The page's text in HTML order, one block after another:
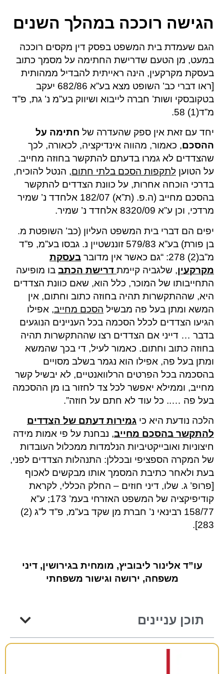
הגישה רוככה במהלך השנים
הגם שעמדת בית המשפט בפסק דין מקסים רוככה
במעט, מן הטעם שדרישת החתימה על מסמך כתוב
בעסקת מקרקעין, הינה ראייתית להבדיל ממהותית
[ראו דברי כב’ השופט מצא בע”א 682/86 יעקב
בטקובסקי ושות’ חברה לייבוא ושיווק בע”מ נ’ גת, פ”ד
מ”ד(1) 58.
יחד עם זאת אין ספק שהעדרה של חתימה על
ההסכם, כאמור, מהווה אינדיקציה, לכאורה, לכך
שהצדדים לא גמרו בדעתם להתקשר בחוזה מחייב.
על הטוען לתקפות הסכם בלתי חתום, הנטל להוכיח,
בדרכי הוכחה אחרות, על כוונת הצדדים להתקשר
בהסכם מחייב (ה.פ. (ת”א) 182/07 אלחדד נ’ שמיר
מרדכי, וכן ע”א 8320/09 אלחדד נ’ שמיר.
יפים הם דברי בית המשפט העליון (כב’ השופטת מ.
בן פורת) בע”א 579/83 זוננשטיין נ. גבסו בע”מ, פ”ד
מ”ב(2) 278: “גם כאשר אין מדובר
בעסקת
מקרקעין, שלגביה קיימת דרישת הכתב בו מופיעה
התחייבותו של המוכר, כלל הוא, שאם כוונת הצדדים
היא, שההתקשרות תהיה בחוזה כתוב וחתום, אין
המשא ומתן בעל פה מבשיל הסכם מחייב, אפילו
הגיעו הצדדים לכלל הסכמה בכל העניינים הנוגעים
בדבר … דייני אם הצדדים רצו שההתקשרות תהיה
בחוזה כתוב וחתום. כאמור לעיל, די בכך שהמשא
ומתן בעל פה, אפילו הוא נגמר בשלב מסויים
בהסכמה בכל הפרטים הרלוואנטיים, לא יבשיל קשר
מחייב, וממילא יאפשר לכל צד לחזור בו מן ההסכמה
בעל פה ….. כל עוד לא חתם על חוזה”.
הלכה נודעת היא כי גמירות דעתם של הצדדים
להתקשר בהסכם מחייב, נבחנת על פי אמות מידה
חיצוניות ואובייקטיביות הנלמדות ממכלול העובדות
של המקרה הספציפי ובכללן: התנהלות הצדדים לפני,
בעת ולאחר כתיבת המסמך אותו מבקשים לאכוף
[פרופ’ ג. שלו, דיני חוזים – החלק הכללי, לקראת
קודיפיקציה של המשפט האזרחי בעמ’ 173; ע”א
158/77 רבינאי נ’ חברת מן שקד בע”מ, פ”ד ל”ג (2)
283].
עו”ד אלינור ליבוביץ, מומחית בגירושין, דיני
משפחה, ירושה וגישור משפחתי
תוכן עניינים